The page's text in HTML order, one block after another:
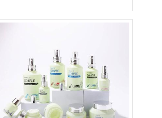
Características:
Forma cuadrada
Aplicaciones:
Crema para la cara
Crema para los ojos
Embalaje para el cuidado de la piel